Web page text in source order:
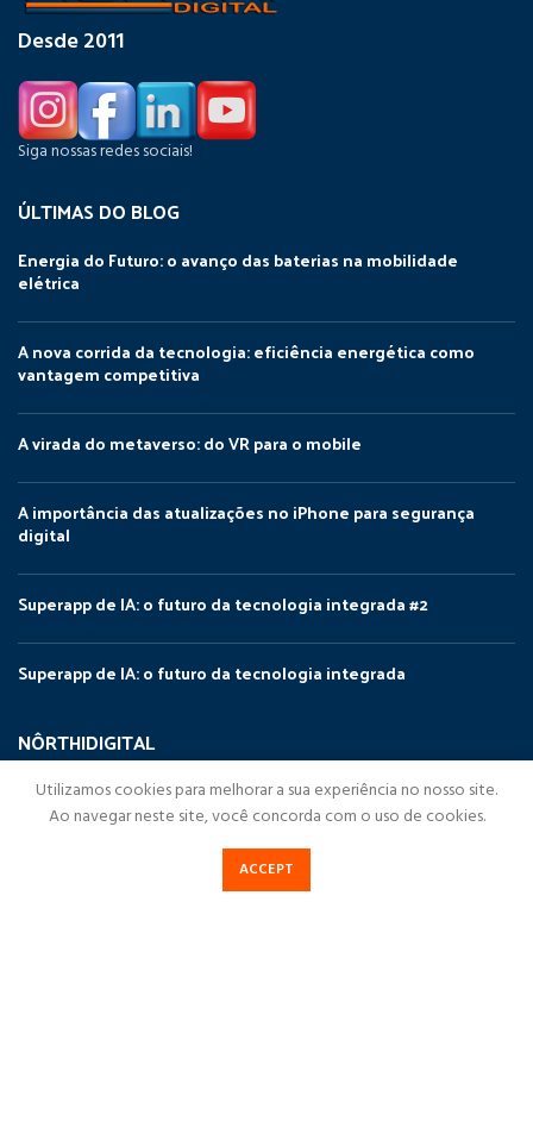
Desde 2011
Siga nossas redes sociais!
ÚLTIMAS DO BLOG
Energia do Futuro: o avanço das baterias na mobilidade
elétrica
A nova corrida da tecnologia: eficiência energética como
vantagem competitiva
A virada do metaverso: do VR para o mobile
A importância das atualizações no iPhone para segurança
digital
Superapp de IA: o futuro da tecnologia integrada #2
Superapp de IA: o futuro da tecnologia integrada
NÔRTHIDIGITAL
NorthiDigital
Soluções Digitais
Utilizamos cookies para melhorar a sua experiência no nosso site.
Ao navegar neste site, você concorda com o uso de cookies.
ACCEPT